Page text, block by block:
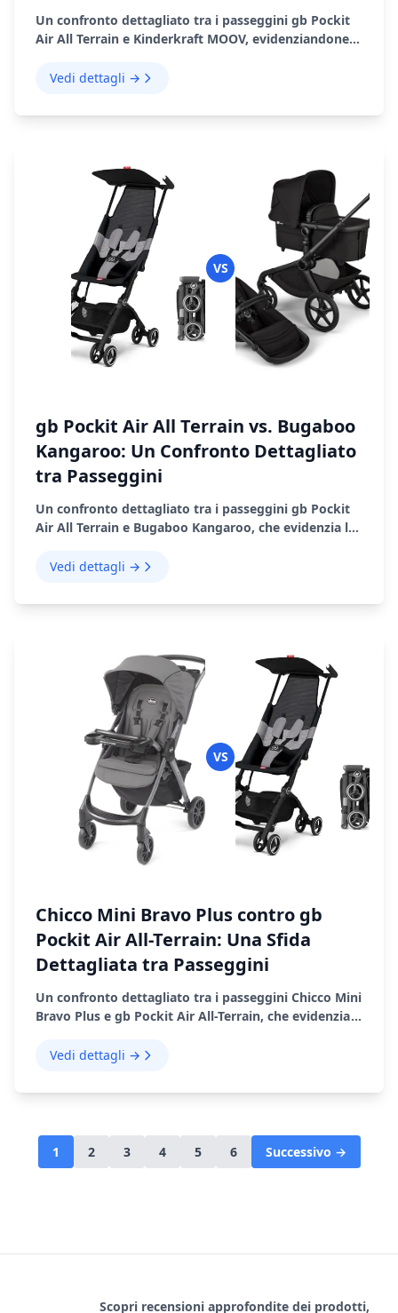
Un confronto dettagliato tra i passeggini gb Pockit
Air All Terrain e Kinderkraft MOOV, evidenziandone
Vedi dettagli →
VS
gb Pockit Air All Terrain vs. Bugaboo
Kangaroo: Un Confronto Dettagliato
tra Passeggini
Un confronto dettagliato tra i passeggini gb Pockit
Air All Terrain e Bugaboo Kangaroo, che evidenzia le
Vedi dettagli →
VS
Chicco Mini Bravo Plus contro gb
Pockit Air All-Terrain: Una Sfida
Dettagliata tra Passeggini
Un confronto dettagliato tra i passeggini Chicco Mini
Bravo Plus e gb Pockit Air All-Terrain, che evidenzia
Vedi dettagli →
1 2 3 4 5 6 Successivo →
Scopri recensioni approfondite dei prodotti,